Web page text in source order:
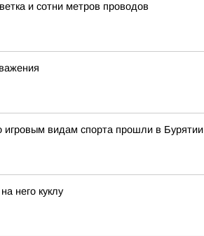
и сотни метров проводов
видам спорта прошли в Бурятии
него куклу